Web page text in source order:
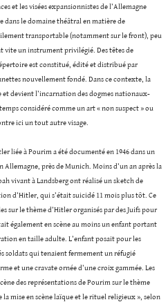
et les visées expansionnistes de l’Allemagne
dans le domaine théâtral en matière de
transportable (notamment sur le front), peu
vite un instrument privilégié. Des têtes de
est constitué, édité et distribué par
nouvellement fondé. Dans ce contexte, la
devient l’incarnation des dogmes nationaux-
considéré comme un art « non suspect » ou
ici un tout autre visage.
liée à Pourim a été documenté en 1946 dans un
Allemagne, près de Munich. Moins d’un an après la
vivant à Landsberg ont réalisé un sketch de
d’Hitler, qui s’était suicidé 11 mois plus tôt. Ce
sur le thème d’Hitler organisés par des Juifs pour
également en scène au moins un enfant portant
en taille adulte. L’enfant posait pour les
soldats qui tenaient fermement un réfugié
et une cravate ornée d’une croix gammée. Les
des représentations de Pourim sur le thème
mise en scène laïque et le rituel religieux », selon